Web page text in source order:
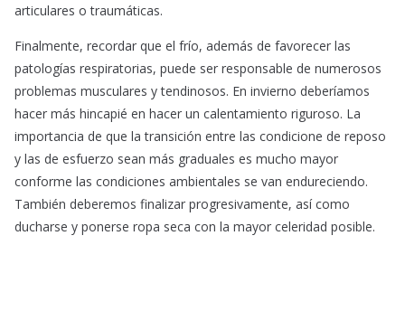
articulares o traumáticas.
Finalmente, recordar que el frío, además de favorecer las
patologías respiratorias, puede ser responsable de numerosos
problemas musculares y tendinosos. En invierno deberíamos
hacer más hincapié en hacer un calentamiento riguroso. La
importancia de que la transición entre las condicione de reposo
y las de esfuerzo sean más graduales es mucho mayor
conforme las condiciones ambientales se van endureciendo.
También deberemos finalizar progresivamente, así como
ducharse y ponerse ropa seca con la mayor celeridad posible.